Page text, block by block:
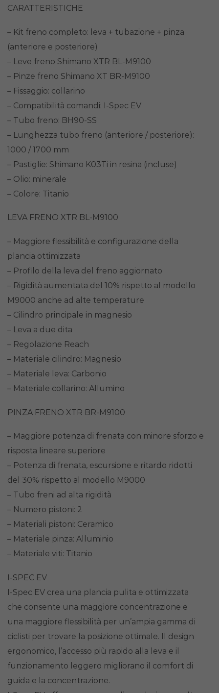
CARATTERISTICHE
– Kit freno completo: leva + tubazione + pinza
(anteriore e posteriore)
– Leve freno Shimano XTR BL-M9100
– Pinze freno Shimano XT BR-M9100
– Fissaggio: collarino
– Compatibilità comandi: I-Spec EV
– Tubo freno: BH90-SS
– Lunghezza tubo freno (anteriore / posteriore):
1000 / 1700 mm
– Pastiglie: Shimano K03Ti in resina (incluse)
– Olio: minerale
– Colore: Titanio
LEVA FRENO XTR BL-M9100
– Maggiore flessibilità e configurazione della
plancia ottimizzata
– Profilo della leva del freno aggiornato
– Rigidità aumentata del 10% rispetto al modello
M9000 anche ad alte temperature
– Cilindro principale in magnesio
– Leva a due dita
– Regolazione Reach
– Materiale cilindro: Magnesio
– Materiale leva: Carbonio
– Materiale collarino: Allumino
PINZA FRENO XTR BR-M9100
– Maggiore potenza di frenata con minore sforzo e
risposta lineare superiore
– Potenza di frenata, escursione e ritardo ridotti
del 30% rispetto al modello M9000
– Tubo freni ad alta rigidità
– Numero pistoni: 2
– Materiali pistoni: Ceramico
– Materiale pinza: Alluminio
– Materiale viti: Titanio
I-SPEC EV
I-Spec EV crea una plancia pulita e ottimizzata
che consente una maggiore concentrazione e
una maggiore flessibilità per un’ampia gamma di
ciclisti per trovare la posizione ottimale. Il design
ergonomico, l’accesso più rapido alla leva e il
funzionamento leggero migliorano il comfort di
guida e la concentrazione.